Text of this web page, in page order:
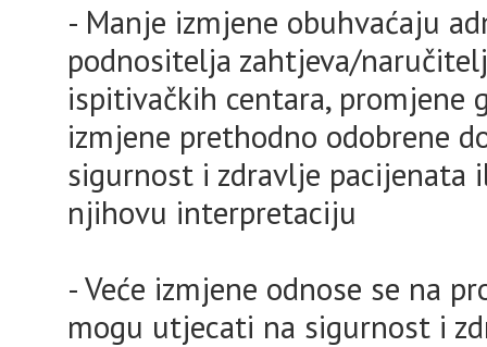
- Manje izmjene obuhvaćaju
podnositelja zahtjeva/
ispitivačkih centara, promjene
izmjene prethodno odobrene
sigurnost i zdravlje
njihovu interpretaciju
- Veće izmjene odnose se na
mogu utjecati na sigurnost i